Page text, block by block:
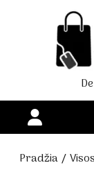
Pradžia/